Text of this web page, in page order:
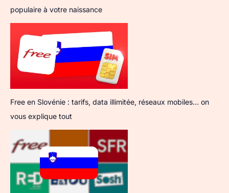
populaire à votre naissance
Free en Slovénie : tarifs, data illimitée, réseaux mobiles… on
vous explique tout